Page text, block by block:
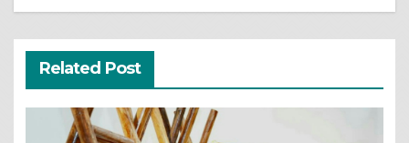
Related Post